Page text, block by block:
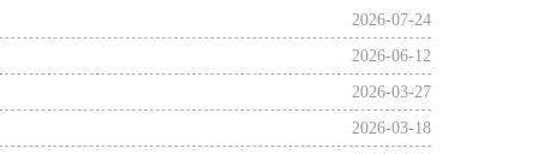
2026-07-24
2026-06-12
2026-03-27
2026-03-18